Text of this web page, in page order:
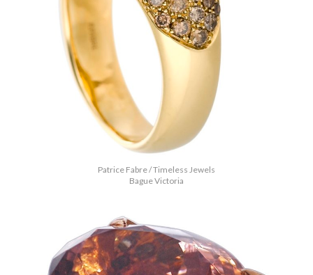
Patrice Fabre / Timeless Jewels
Bague Victoria